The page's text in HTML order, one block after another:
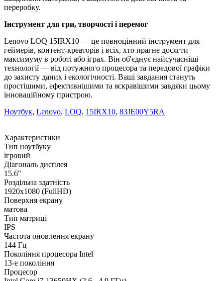
переробку.
Інструмент для гри, творчості і перемог
Lenovo LOQ 15IRX10 — це повноцінний інструмент для
геймерів, контент-креаторів і всіх, хто прагне досягти
максимуму в роботі або іграх. Він об'єднує найсучасніші
технології — від потужного процесора та передової графіки
до захисту даних і екологічності. Ваші завдання стануть
простішими, ефективнішими та яскравішими завдяки цьому
інноваційному пристрою.
Ноутбук, Lenovo, LOQ, 15IRX10, 83JE00Y5RA
Характеристики
Тип ноутбуку
ігровий
Діагональ дисплея
15.6"
Роздільна здатність
1920х1080 (FullHD)
Поверхня екрану
матова
Тип матриці
IPS
Частота оновлення екрану
144 Гц
Покоління процесора Intel
13-е покоління
Процесор